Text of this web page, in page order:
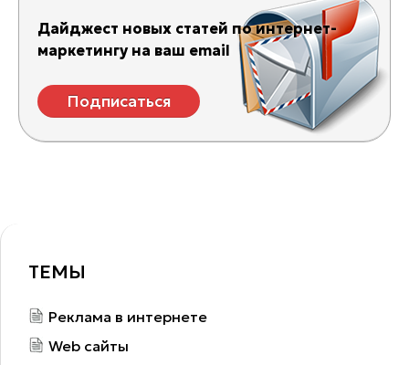
Дайджест новых статей по интернет-
маркетингу на ваш email
Подписаться
ТЕМЫ
Реклама в интернете
Web сайты